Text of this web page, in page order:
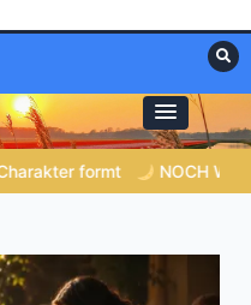
Antworten, die
| Das Größte, was du